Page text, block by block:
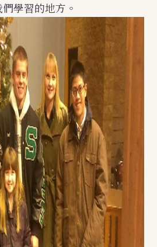
學習的地方。